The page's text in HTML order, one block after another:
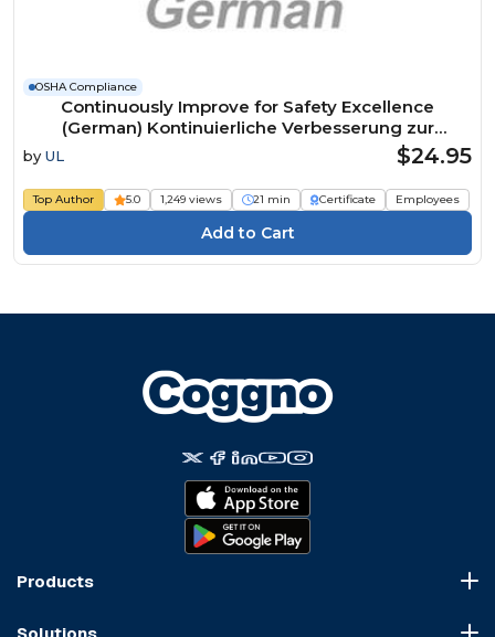
OSHA Compliance
Continuously Improve for Safety Excellence
(German) Kontinuierliche Verbesserung zur
Erreichung der Exzellenz in Sachen Sicherheit
by UL $24.95
Top Author 5.0 1,249 views 21 min Certificate Employees
Products
Solutions